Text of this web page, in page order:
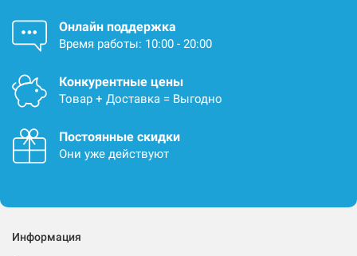
Онлайн поддержка
Время работы: 10:00 - 20:00
Конкурентные цены
Товар + Доставка = Выгодно
Постоянные скидки
Они уже действуют
Информация